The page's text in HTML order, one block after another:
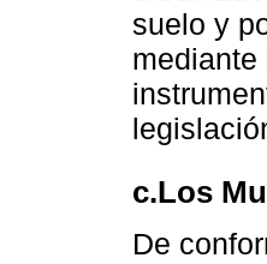
suelo y
c.Los
De